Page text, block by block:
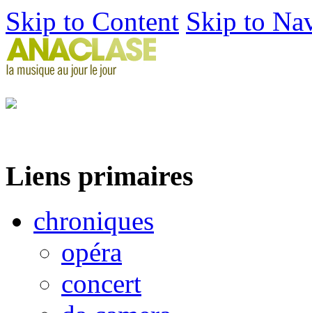
Skip to Content Skip to
Liens primaires
chroniques
opéra
concert